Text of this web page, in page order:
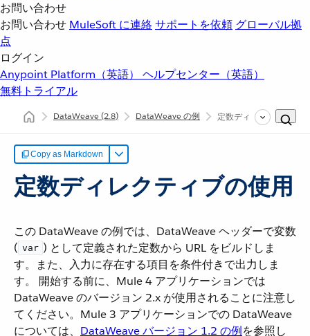
お問い合わせ
お問い合わせ MuleSoft に連絡サポートを依頼 グローバル拠
点
ログイン
Anypoint Platform（英語） ヘルプセンター（英語）
無料トライアル
DataWeave(2.8) DataWeave の例 定数ディレクティブの
Copy as Markdown
定数ディレクティブの使用
この DataWeave の例では、DataWeave ヘッダーで変数
(​ var ​) として定義された定数から URL をビルドしま
す。また、入力に存在する項目を条件付きで出力しま
す。 開始する前に、Mule 4 アプリケーションでは
DataWeave のバージョン 2.x が使用されることに注意し
てください。Mule 3 アプリケーションでの DataWeave
については、​ DataWeave バージョン 1.2 の例​を参照し